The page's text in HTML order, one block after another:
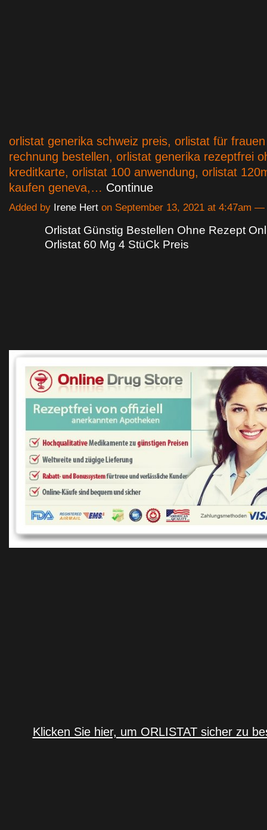
orlistat generika schweiz preis, orlistat für
rechnung bestellen, orlistat generika rezeptfrei
kreditkarte, orlistat 100 anwendung, orlistat
kaufen geneva,… Continue
Added by Irene Hert on September 13, 2021 at 4:47am
Orlistat Günstig Bestellen Ohne Rezept
Orlistat 60 Mg 4 StüCk Preis
Klicken Sie hier, um ORLISTAT sicher zu